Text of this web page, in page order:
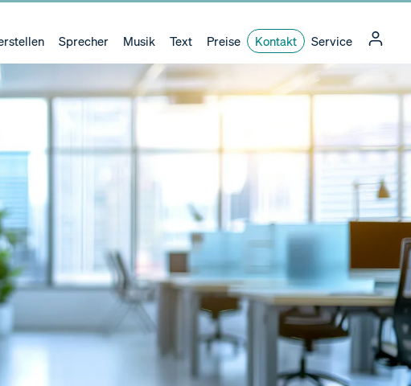
Sprecher Musik Text Preise Kontakt Service